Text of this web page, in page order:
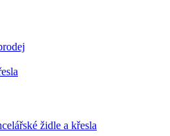
židle a křesla